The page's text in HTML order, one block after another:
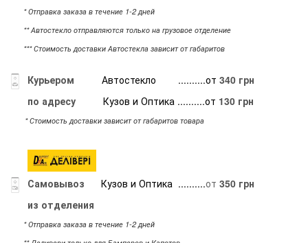
* Отправка заказа в течение 1-2 дней
** Автостекло отправляются только на грузовое отделение
*** Стоимость доставки Автостекла зависит от габаритов
Курьером Автостекло ..........от 340 грн
по адресу
Кузов и Оптика ..........от 130 грн
* Стоимость доставки зависит от габаритов товара
Самовывоз Кузов и Оптика ..........от 350 грн
из отделения
* Отправка заказа в течение 1-2 дней